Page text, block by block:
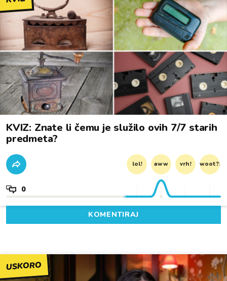
KVIZ: Znate li čemu je služilo ovih 7/7 starih
predmeta?
lol! aww vrh! woot?!
0
KOMENTIRAJ
USKORO